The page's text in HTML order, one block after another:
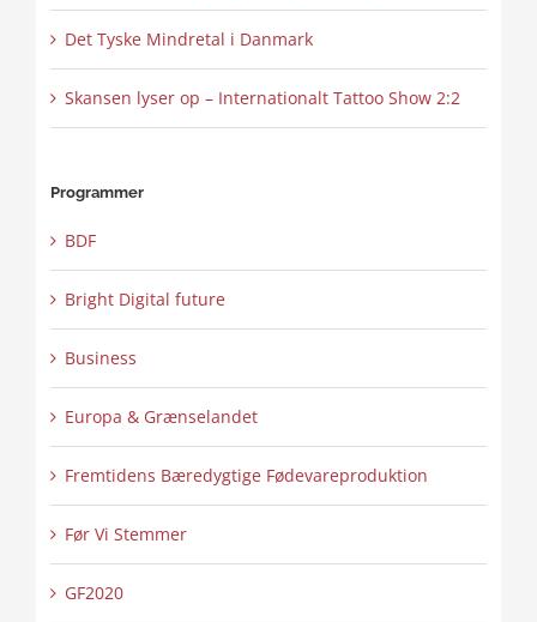
Det Tyske Mindretal i Danmark
Skansen lyser op – Internationalt Tattoo Show 2:2
Programmer
BDF
Bright Digital future
Business
Europa & Grænselandet
Fremtidens Bæredygtige Fødevareproduktion
Før Vi Stemmer
GF2020